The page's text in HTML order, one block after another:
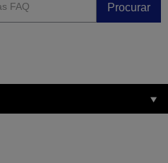
Procurar